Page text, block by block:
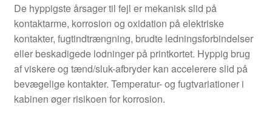
De hyppigste årsager til fejl er mekanisk slid på
kontaktarme, korrosion og oxidation på elektriske
kontakter, fugtindtrængning, brudte ledningsforbindelser
eller beskadigede lodninger på printkortet. Hyppig brug
af viskere og tænd/sluk-afbryder kan accelerere slid på
bevægelige kontakter. Temperatur- og fugtvariationer i
kabinen øger risikoen for korrosion.